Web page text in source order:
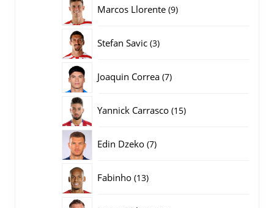
Marcos Llorente 99
Stefan Savic 33
Joaquin Correa 77
Yannick Carrasco 1515
Edin Dzeko 77
Fabinho 1313